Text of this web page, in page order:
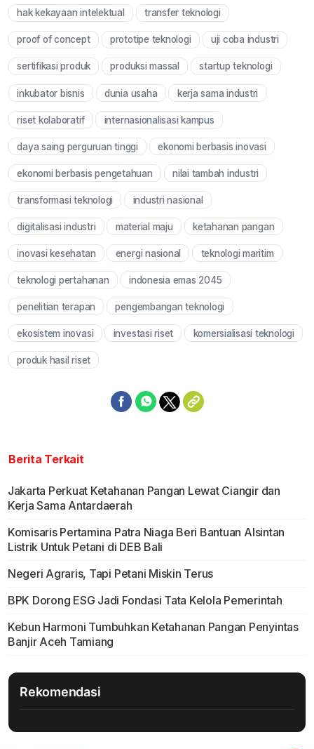
hak kekayaan intelektual transfer teknologi
proof of concept prototipe teknologi uji coba industri
sertifikasi produk produksi massal startup teknologi
inkubator bisnis dunia usaha kerja sama industri
riset kolaboratif internasionalisasi kampus
daya saing perguruan tinggi ekonomi berbasis inovasi
ekonomi berbasis pengetahuan nilai tambah industri
transformasi teknologi industri nasional
digitalisasi industri material maju ketahanan pangan
inovasi kesehatan energi nasional teknologi maritim
teknologi pertahanan indonesia emas 2045
penelitian terapan pengembangan teknologi
ekosistem inovasi investasi riset komersialisasi teknologi
produk hasil riset
Berita Terkait
Jakarta Perkuat Ketahanan Pangan Lewat Ciangir dan
Kerja Sama Antardaerah
Komisaris Pertamina Patra Niaga Beri Bantuan Alsintan
Listrik Untuk Petani di DEB Bali
Negeri Agraris, Tapi Petani Miskin Terus
BPK Dorong ESG Jadi Fondasi Tata Kelola Pemerintah
Kebun Harmoni Tumbuhkan Ketahanan Pangan Penyintas
Banjir Aceh Tamiang
Rekomendasi